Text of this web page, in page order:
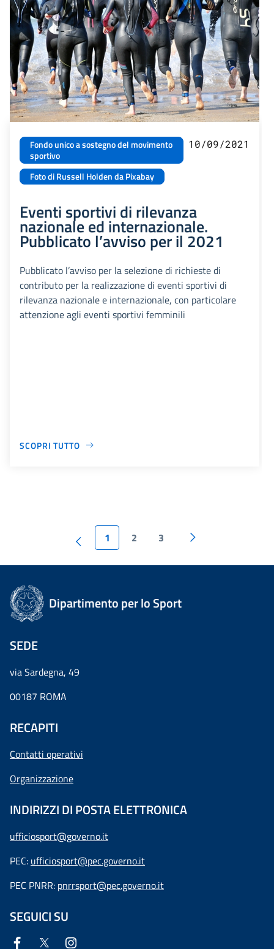
Fondo unico a sostegno del movimento
sportivo
Foto di Russell Holden da Pixabay
10/09/2021
Eventi sportivi di rilevanza
nazionale ed internazionale.
Pubblicato l’avviso per il 2021
Pubblicato l’avviso per la selezione di richieste di
contributo per la realizzazione di eventi sportivi di
rilevanza nazionale e internazionale, con particolare
attenzione agli eventi sportivi femminili
SCOPRI TUTTO
1 2 3
Dipartimento per lo Sport
SEDE
via Sardegna, 49
00187 ROMA
RECAPITI
Contatti operativi
Organizzazione
INDIRIZZI DI POSTA ELETTRONICA
ufficiosport@governo.it
PEC: ufficiosport@pec.governo.it
PEC PNRR: pnrrsport@pec.governo.it
SEGUICI SU